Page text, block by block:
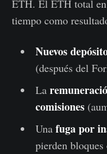
ETH. El ETH total
tiempo como
Nuevos
(después del
La
comisiones
Unafuga por
pierden